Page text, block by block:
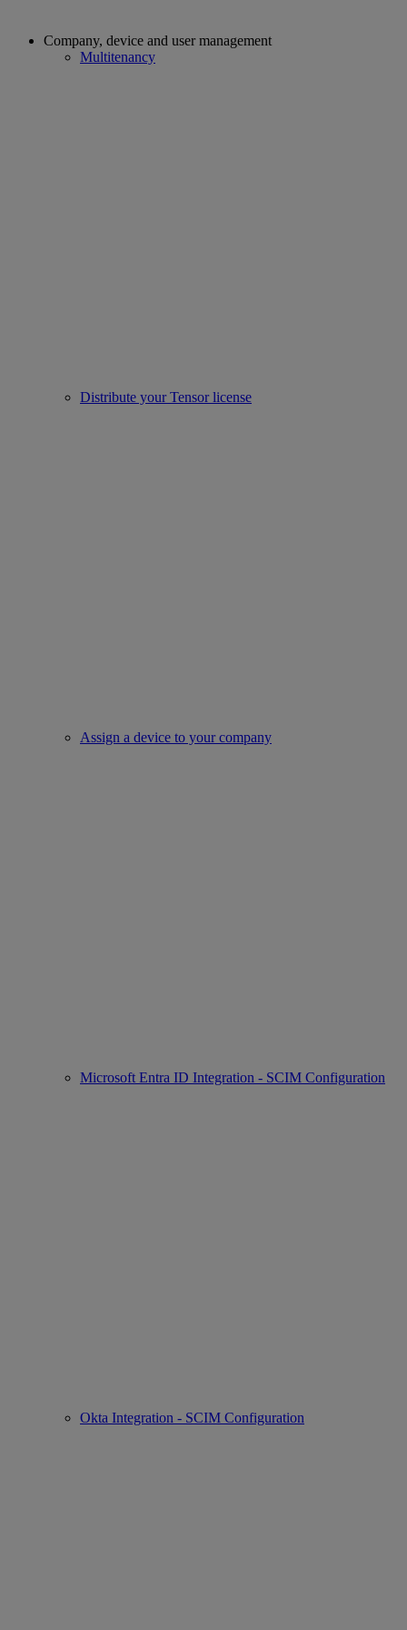
Company, device and user management
Multitenancy
Distribute your Tensor license
Assign a device to your company
Microsoft Entra ID Integration - SCIM Configuration
Okta Integration - SCIM Configuration